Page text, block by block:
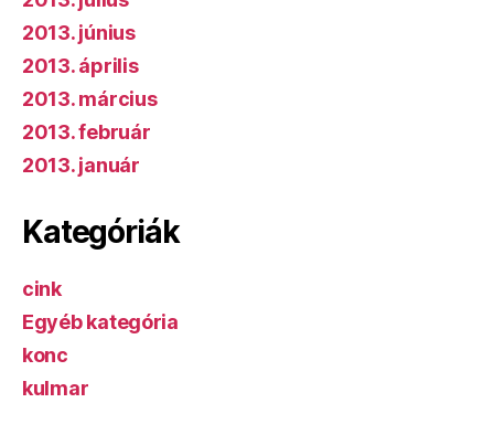
2013. június
2013. április
2013. március
2013. február
2013. január
Kategóriák
cink
Egyéb kategória
konc
kulmar